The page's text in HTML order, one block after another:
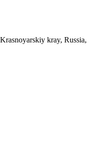
kray, Russia,